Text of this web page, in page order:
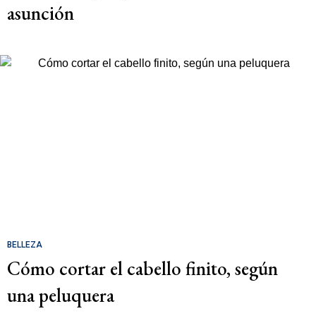
asunción
BELLEZA
Cómo cortar el cabello finito, según
una peluquera